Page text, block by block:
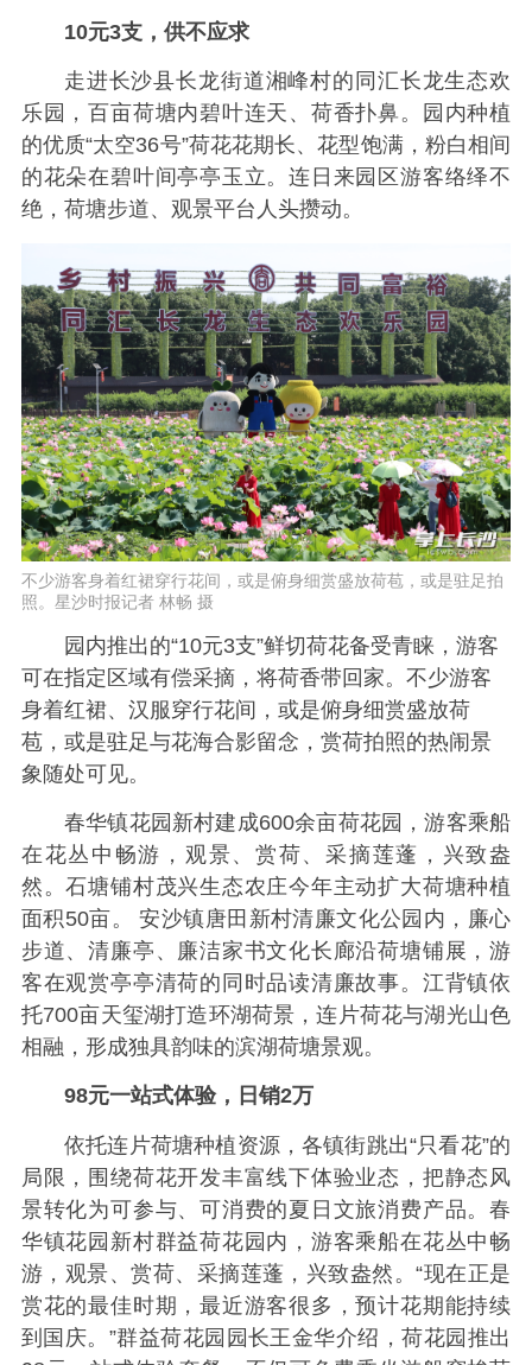
10元3支，供不应求
走进长沙县长龙街道湘峰村的同汇长龙生态欢
乐园，百亩荷塘内碧叶连天、荷香扑鼻。园内种植
的优质“太空36号”荷花花期长、花型饱满，粉白相间
的花朵在碧叶间亭亭玉立。连日来园区游客络绎不
绝，荷塘步道、观景平台人头攒动。
不少游客身着红裙穿行花间，或是俯身细赏盛放荷苞，或是驻足拍
照。星沙时报记者 林畅 摄
园内推出的“10元3支”鲜切荷花备受青睐，游客
可在指定区域有偿采摘，将荷香带回家。不少游客
身着红裙、汉服穿行花间，或是俯身细赏盛放荷
苞，或是驻足与花海合影留念，赏荷拍照的热闹景
象随处可见。
春华镇花园新村建成600余亩荷花园，游客乘船
在花丛中畅游，观景、赏荷、采摘莲蓬，兴致盎
然。石塘铺村茂兴生态农庄今年主动扩大荷塘种植
面积50亩。 安沙镇唐田新村清廉文化公园内，廉心
步道、清廉亭、廉洁家书文化长廊沿荷塘铺展，游
客在观赏亭亭清荷的同时品读清廉故事。江背镇依
托700亩天玺湖打造环湖荷景，连片荷花与湖光山色
相融，形成独具韵味的滨湖荷塘景观。
98元一站式体验，日销2万
依托连片荷塘种植资源，各镇街跳出“只看花”的
局限，围绕荷花开发丰富线下体验业态，把静态风
景转化为可参与、可消费的夏日文旅消费产品。春
华镇花园新村群益荷花园内，游客乘船在花丛中畅
游，观景、赏荷、采摘莲蓬，兴致盎然。“现在正是
赏花的最佳时期，最近游客很多，预计花期能持续
到国庆。”群益荷花园园长王金华介绍，荷花园推出